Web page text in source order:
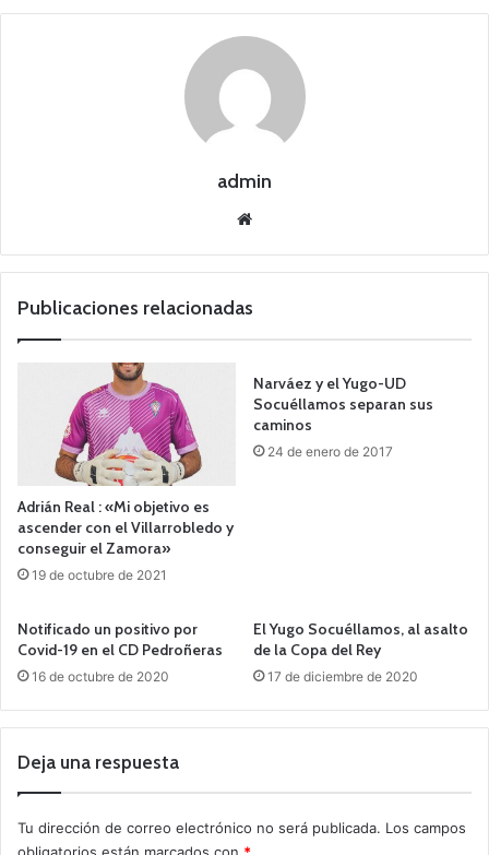
admin
we
Publicaciones relacionadas
Adrián Real : «Mi objetivo es
ascender con el Villarrobledo y
conseguir el Zamora»
19 de octubre de 2021
Narváez y el Yugo-UD
Socuéllamos separan sus
caminos
24 de enero de 2017
Notificado un positivo por
Covid-19 en el CD Pedroñeras
16 de octubre de 2020
El Yugo Socuéllamos, al asalto
de la Copa del Rey
17 de diciembre de 2020
Deja una respuesta
Tu dirección de correo electrónico no será publicada. Los campos